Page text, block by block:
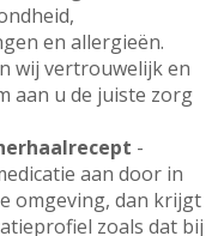
en allergieën.
wij vertrouwelijk en
aan u de juiste zorg
-
aan door in
omgeving, dan krijgt
zoals dat bij